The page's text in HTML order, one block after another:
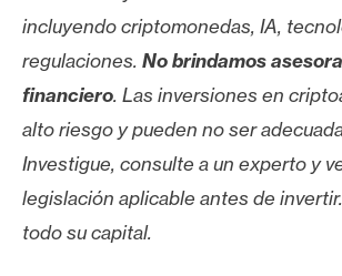
incluyendo criptomonedas, IA,
regulaciones. No brindamos
financiero. Las inversiones en
alto riesgo y pueden no ser
Investigue, consulte a un experto y
legislación aplicable antes de
todo su capital.